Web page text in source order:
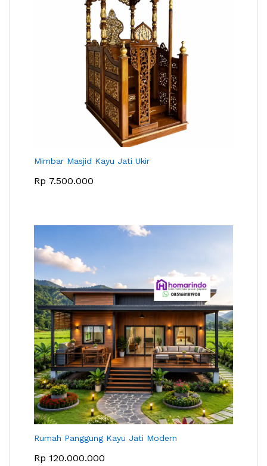
Mimbar Masjid Kayu Jati Ukir
Rp 7.500.000
Rumah Panggung Kayu Jati Modern
Rp 120.000.000